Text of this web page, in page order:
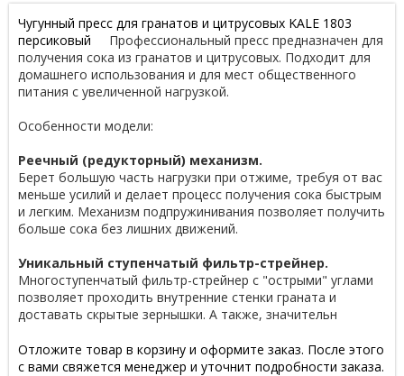
Чугунный пресс для гранатов и цитрусовых KALE 1803
персиковый
Профессиональный пресс предназначен для
получения сока из гранатов и цитрусовых. Подходит для
домашнего использования и для мест общественного
питания с увеличенной нагрузкой.
Особенности модели:
Реечный (редукторный) механизм.
Берет большую часть нагрузки при отжиме, требуя от вас
меньше усилий и делает процесс получения сока быстрым
и легким. Механизм подпружинивания позволяет получить
больше сока без лишних движений.
Уникальный ступенчатый фильтр-стрейнер.
Многоступенчатый фильтр-стрейнер с "острыми" углами
позволяет проходить внутренние стенки граната и
доставать скрытые зернышки. А также, значительн
Отложите товар в корзину и оформите заказ. После этого
с вами свяжется менеджер и уточнит подробности заказа.